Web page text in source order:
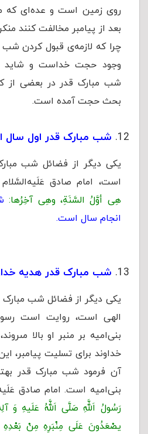
روی زمین است و عده‌ای که
بعد از پیامبر مخالفت کنند
چرا که لازمه‌ی قبول کردن شب
وجود حجت خداست و شاید
شب مبارک قدر در بعضی
بحث حجت آمده است.
شب مبارک قدر اول
یکی دیگر از فضائل شب
است، امام صادق
هِی أوَّلُ السَّنَةِ، وهِی آخِرُها:
انجام سال است.
شب مبارک قدر هدیه
یکی دیگر از فضائل شب
الهی است، روایت است
بنى‌امیه بر منبر او بالا
خداوند براى تسلیت پیامبر،
آن فرمود شب مبارک قدر
بنى‌امیه است. امام صادق
رَسُولُ اَللَّهِ صَلَّى اَللَّهُ عَلَیهِ وَ
یصْعَدُونَ عَلَى مِنْبَرِهِ مِنْ